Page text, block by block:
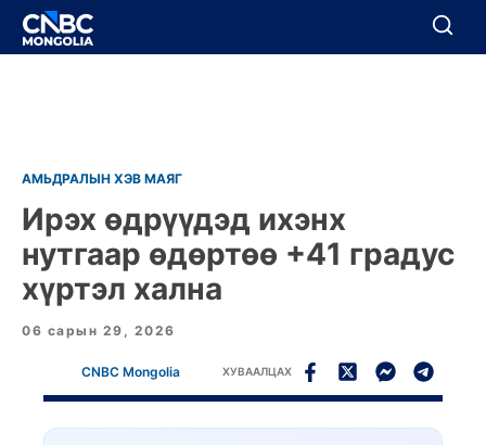
BREAKING
Цуцлах
АМЬДРАЛЫН ХЭВ МАЯГ
Ирэх өдрүүдэд ихэнх
нутгаар өдөртөө +41 градус
хүртэл хална
06 сарын 29, 2026
CNBC Mongolia ХУВААЛЦАХ